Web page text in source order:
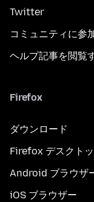
Twitter
コミュニティに参
ヘルプ記事を閲覧
Firefox
ダウンロード
Firefox デスクト
Android ブラウザ
iOS ブラウザー